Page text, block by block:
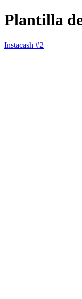
Plantilla
Instacash #2